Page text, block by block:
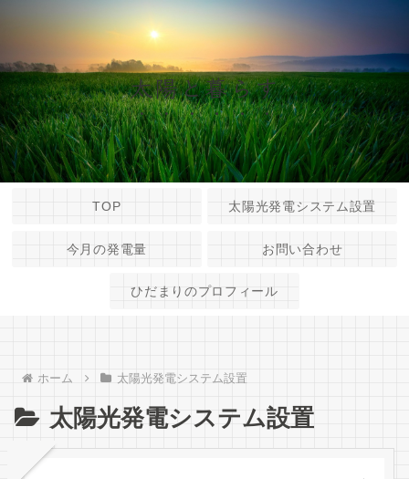
太陽と暮らす
TOP 太陽光発電システム設置
今月の発電量 お問い合わせ
ひだまりのプロフィール
ホーム 太陽光発電システム設置
太陽光発電システム設置